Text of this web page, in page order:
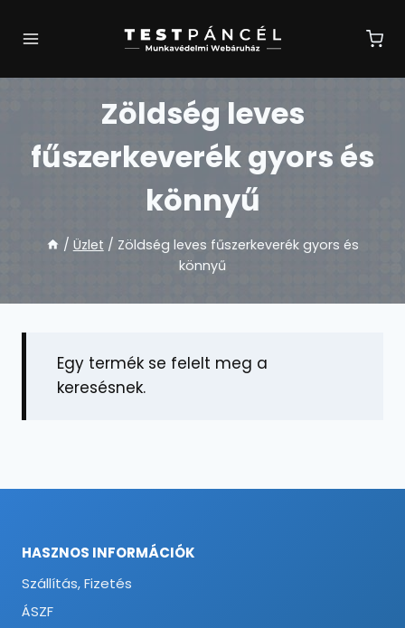
Zöldség leves
fűszerkeverék gyors és
könnyű
/ Üzlet / Zöldség leves fűszerkeverék gyors és
könnyű
Egy termék se felelt meg a
keresésnek.
HASZNOS INFORMÁCIÓK
Szállítás, Fizetés
ÁSZF